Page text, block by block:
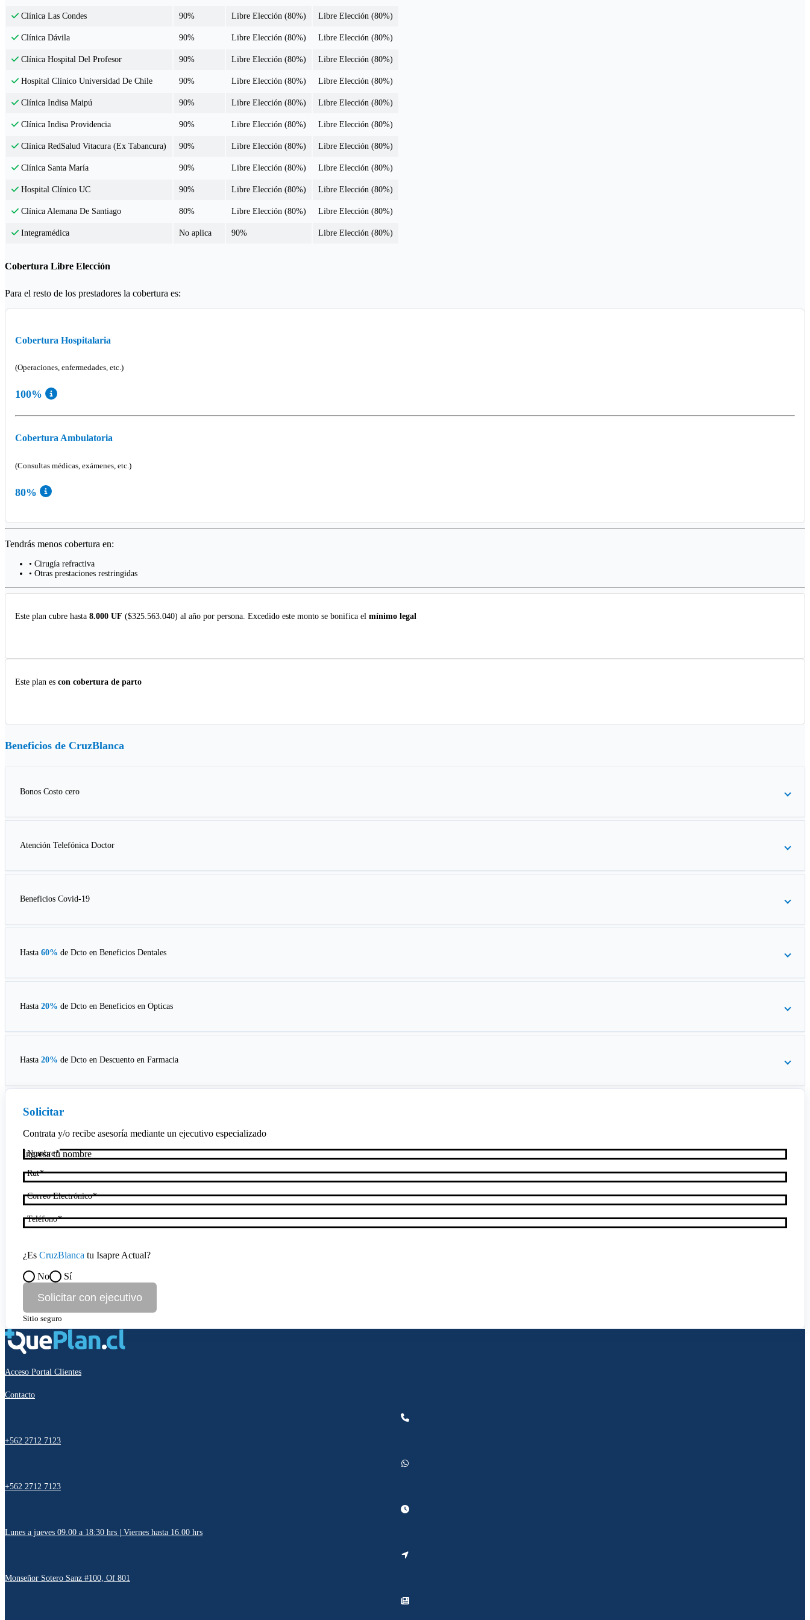
Clínica Las Condes 90% Libre Elección (80%) Libre Elección (80%)
Clínica Dávila 90% Libre Elección (80%) Libre Elección (80%)
Clínica Hospital Del Profesor 90% Libre Elección (80%) Libre Elección (80%)
Hospital Clínico Universidad De Chile 90% Libre Elección (80%) Libre Elección (80%)
Clínica Indisa Maipú 90% Libre Elección (80%) Libre Elección (80%)
Clínica Indisa Providencia 90% Libre Elección (80%) Libre Elección (80%)
Clínica RedSalud Vitacura (Ex Tabancura) 90% Libre Elección (80%) Libre Elección (80%)
Clínica Santa María 90% Libre Elección (80%) Libre Elección (80%)
Hospital Clínico UC 90% Libre Elección (80%) Libre Elección (80%)
Clínica Alemana De Santiago 80% Libre Elección (80%) Libre Elección (80%)
Integramédica No aplica 90% Libre Elección (80%)
Cobertura Libre Elección
Para el resto de los prestadores la cobertura es:
Cobertura Hospitalaria
(Operaciones, enfermedades, etc.)
100%
Cobertura Ambulatoria
(Consultas médicas, exámenes, etc.)
80%
Tendrás menos cobertura en:
• Cirugía refractiva
• Otras prestaciones restringidas
Este plan cubre hasta 8.000 UF ($325.563.040) al año por persona. Excedido este monto se bonifica el mínimo legal
Este plan es con cobertura de parto
Beneficios de CruzBlanca
Bonos Costo cero
Atención Telefónica Doctor
Beneficios Covid-19
Hasta 60% de Dcto en Beneficios Dentales
Hasta 20% de Dcto en Beneficios en Ópticas
Hasta 20% de Dcto en Descuento en Farmacia
Solicitar
Contrata y/o recibe asesoría mediante un ejecutivo especializado
Nombre
Rut
Correo Electrónico
Teléfono
¿Es CruzBlanca tu Isapre Actual?
No Sí
Solicitar con ejecutivo
Sitio seguro
Acceso Portal Clientes
Contacto
+562 2712 7123
+562 2712 7123
Lunes a jueves 09.00 a 18:30 hrs | Viernes hasta 16.00 hrs
Monseñor Sotero Sanz #100, Of 801